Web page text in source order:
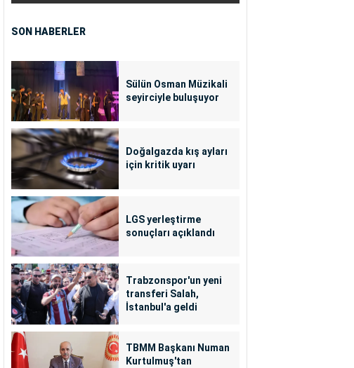
SON HABERLER
Sülün Osman Müzikali
seyirciyle buluşuyor
Doğalgazda kış ayları
için kritik uyarı
LGS yerleştirme
sonuçları açıklandı
Trabzonspor'un yeni
transferi Salah,
İstanbul'a geldi
TBMM Başkanı Numan
Kurtulmuş'tan